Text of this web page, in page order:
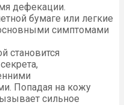
дефекации.
бумаге или легкие
симптомами
становится
Попадая на кожу
сильное